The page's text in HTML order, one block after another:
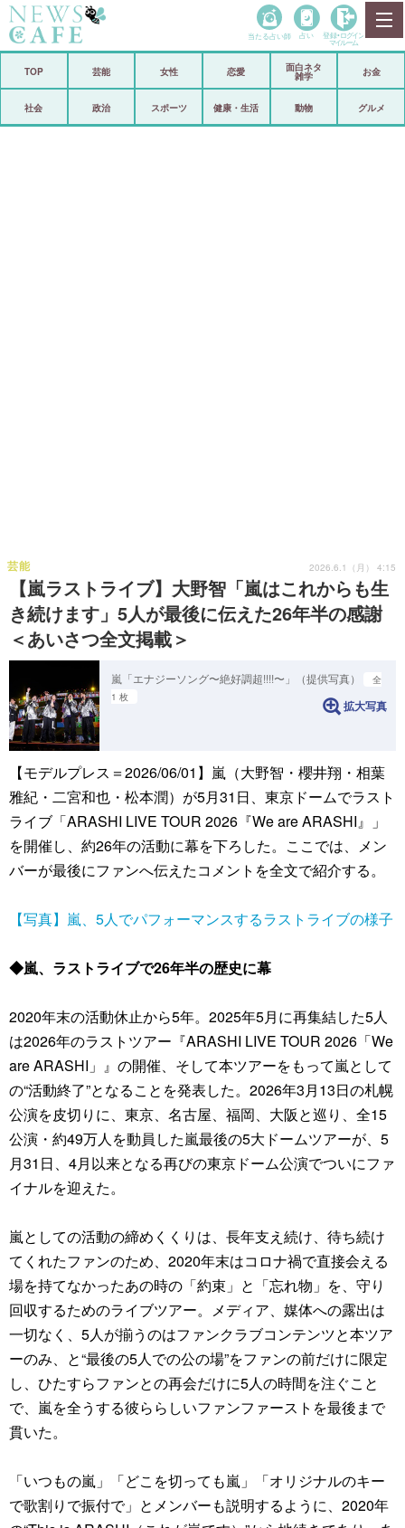
政治
当たる占い師 占い 登録• ログイン
マイルーム
TOP 芸能 女性 恋愛
面白ネタ
雑学
お金
社会 政治 スポーツ 健康・生活 動物 グルメ
【嵐ラストライブ】大野智「嵐はこれからも生
き続けます」5人が最後に伝えた26年半の感謝
＜あいさつ全文掲載＞
芸能 2026.6.1（月） 4:15
嵐「エナジーソング〜絶好調超!!!!〜」（提供写真）
全
1 枚
拡大写真
【モデルプレス＝2026/06/01】嵐（大野智・櫻井翔・相葉
雅紀・二宮和也・松本潤）が5月31日、東京ドームでラスト
ライブ「ARASHI LIVE TOUR 2026『We are ARASHI』」
を開催し、約26年の活動に幕を下ろした。ここでは、メン
バーが最後にファンへ伝えたコメントを全文で紹介する。
【写真】嵐、5人でパフォーマンスするラストライブの様子
◆嵐、ラストライブで26年半の歴史に幕
2020年末の活動休⽌から5年。2025年5⽉に再集結した5⼈
は2026年のラストツアー『ARASHI LIVE TOUR 2026「We
are ARASHI」』の開催、そして本ツアーをもって嵐として
の“活動終了”となることを発表した。2026年3⽉13⽇の札幌
公演を⽪切りに、東京、名古屋、福岡、⼤阪と巡り、全15
公演・約49万人を動員した嵐最後の5⼤ドームツアーが、5
⽉31⽇、4⽉以来となる再びの東京ドーム公演でついにファ
イナルを迎えた。
嵐としての活動の締めくくりは、⻑年⽀え続け、待ち続け
てくれたファンのため、2020年末はコロナ禍で直接会える
場を持てなかったあの時の「約束」と「忘れ物」を、守り
回収するためのライブツアー。メディア、媒体への露出は
⼀切なく、5⼈が揃うのはファンクラブコンテンツと本ツア
ーのみ、と“最後の5⼈での公の場”をファンの前だけに限定
し、ひたすらファンとの再会だけに5⼈の時間を注ぐこと
で、嵐を全うする彼ららしいファンファーストを最後まで
貫いた。
「いつもの嵐」「どこを切っても嵐」「オリジナルのキー
で歌割りで振付で」とメンバーも説明するように、2020年